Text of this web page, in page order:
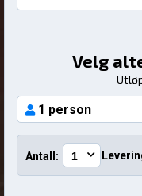
Velg
1 person
Antall: